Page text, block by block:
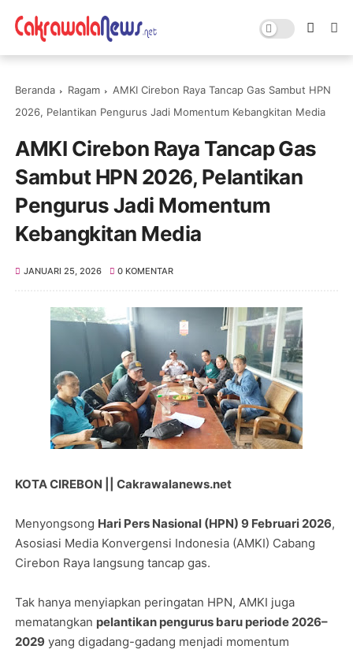
Beranda Ragam
AMKI Cirebon Raya Tancap Gas Sambut HPN
2026, Pelantikan Pengurus Jadi Momentum Kebangkitan Media
AMKI Cirebon Raya Tancap Gas
Sambut HPN 2026, Pelantikan
Pengurus Jadi Momentum
Kebangkitan Media
JANUARI 25, 2026 0 KOMENTAR
KOTA CIREBON || Cakrawalanews.net
Menyongsong Hari Pers Nasional (HPN) 9 Februari 2026,
Asosiasi Media Konvergensi Indonesia (AMKI) Cabang
Cirebon Raya langsung tancap gas.
Tak hanya menyiapkan peringatan HPN, AMKI juga
mematangkan pelantikan pengurus baru periode 2026–
2029 yang digadang-gadang menjadi momentum